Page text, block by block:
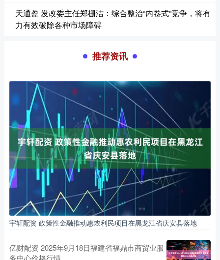
天通盈 发改委主任郑栅洁：综合整治“内卷式”竞争，将有
力有效破除各种市场障碍
推荐资讯
宇轩配资 政策性金融推动惠农利民项目在黑龙江省庆安县落地
亿财配资 2025年9月18日福建省福鼎市商贸业服
务中心价格行情